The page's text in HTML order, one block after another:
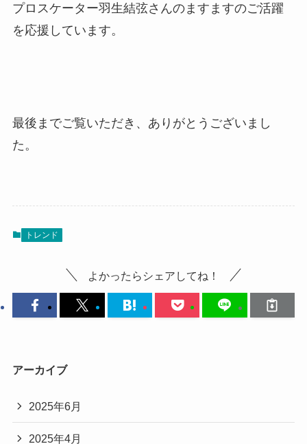
プロスケーター羽生結弦さんのますますのご活躍
を応援しています。
最後までご覧いただき、ありがとうございまし
た。
トレンド
よかったらシェアしてね！
アーカイブ
2025年6月
2025年4月